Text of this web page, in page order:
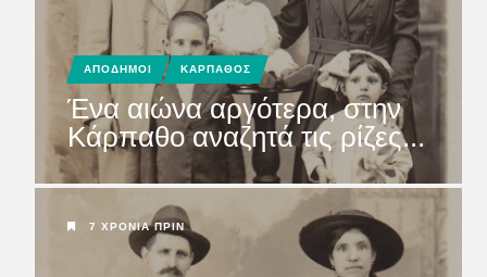
ΑΠΟΔΗΜΟΙ ΚΑΡΠΑΘΟΣ
Ένα αιώνα αργότερα, στην
Κάρπαθο αναζητά τις ρίζες...
7 ΧΡΌΝΙΑ ΠΡΙΝ